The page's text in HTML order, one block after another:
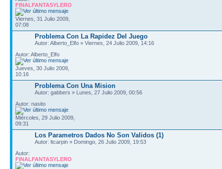
FINALFANTASYLERO
Viernes, 31 Julio 2009,
07:08
Problema Con La Rapidez Del Juego
Autor: Alberto_Elfo » Viernes, 24 Julio 2009, 14:16
Autor: Alberto_Elfo
Jueves, 30 Julio 2009,
10:16
Problema Con Una Mision
Autor: gabbers » Lunes, 27 Julio 2009, 00:56
Autor: nasito
Miércoles, 29 Julio 2009,
09:31
Los Parametros Dados No Son Validos (1)
Autor: ltcarpin » Domingo, 26 Julio 2009, 19:53
Autor:
FINALFANTASYLERO